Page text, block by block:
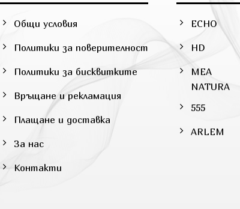
Общи условия
Политики за поверителност
Политики за бисквитките
Връщане и рекламация
Плащане и доставка
За нас
Контакти
ECHO
HD
MEA
NATURA
555
ARLEM